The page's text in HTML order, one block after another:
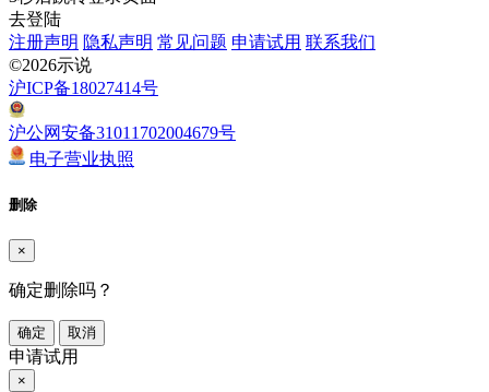
去登陆
注册声明 隐私声明 常见问题 申请试用 联系我们
©2026示说
沪ICP备18027414号
沪公网安备31011702004679号
电子营业执照
删除
×
确定删除吗？
确定 取消
申请试用
×